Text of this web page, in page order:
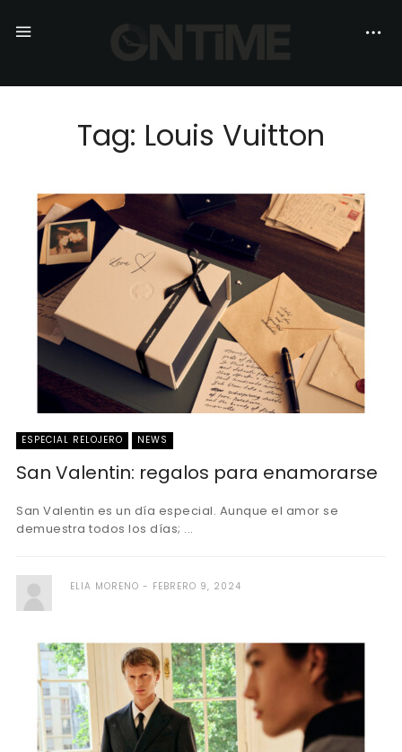
Tag: Louis Vuitton
ESPECIAL RELOJERO NEWS
San Valentin: regalos para enamorarse
San Valentin es un día especial. Aunque el amor se
demuestra todos los días; ...
ELIA MORENO FEBRERO 9, 2024